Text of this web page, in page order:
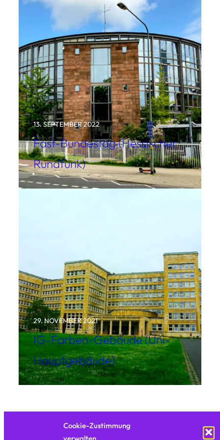
Cookie-Zustimmung
13. SEPTEMBER 2022
Fast-Bundestag (Hessischer
Rundfunk)
29. NOVEMBER 2021
IG-Farben-Gebäude (Uni-
Hauptgebäude)